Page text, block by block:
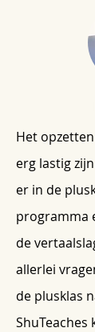
Het
erg lastig
er in de
programma
de
allerlei
de plusklas
ShuTeaches